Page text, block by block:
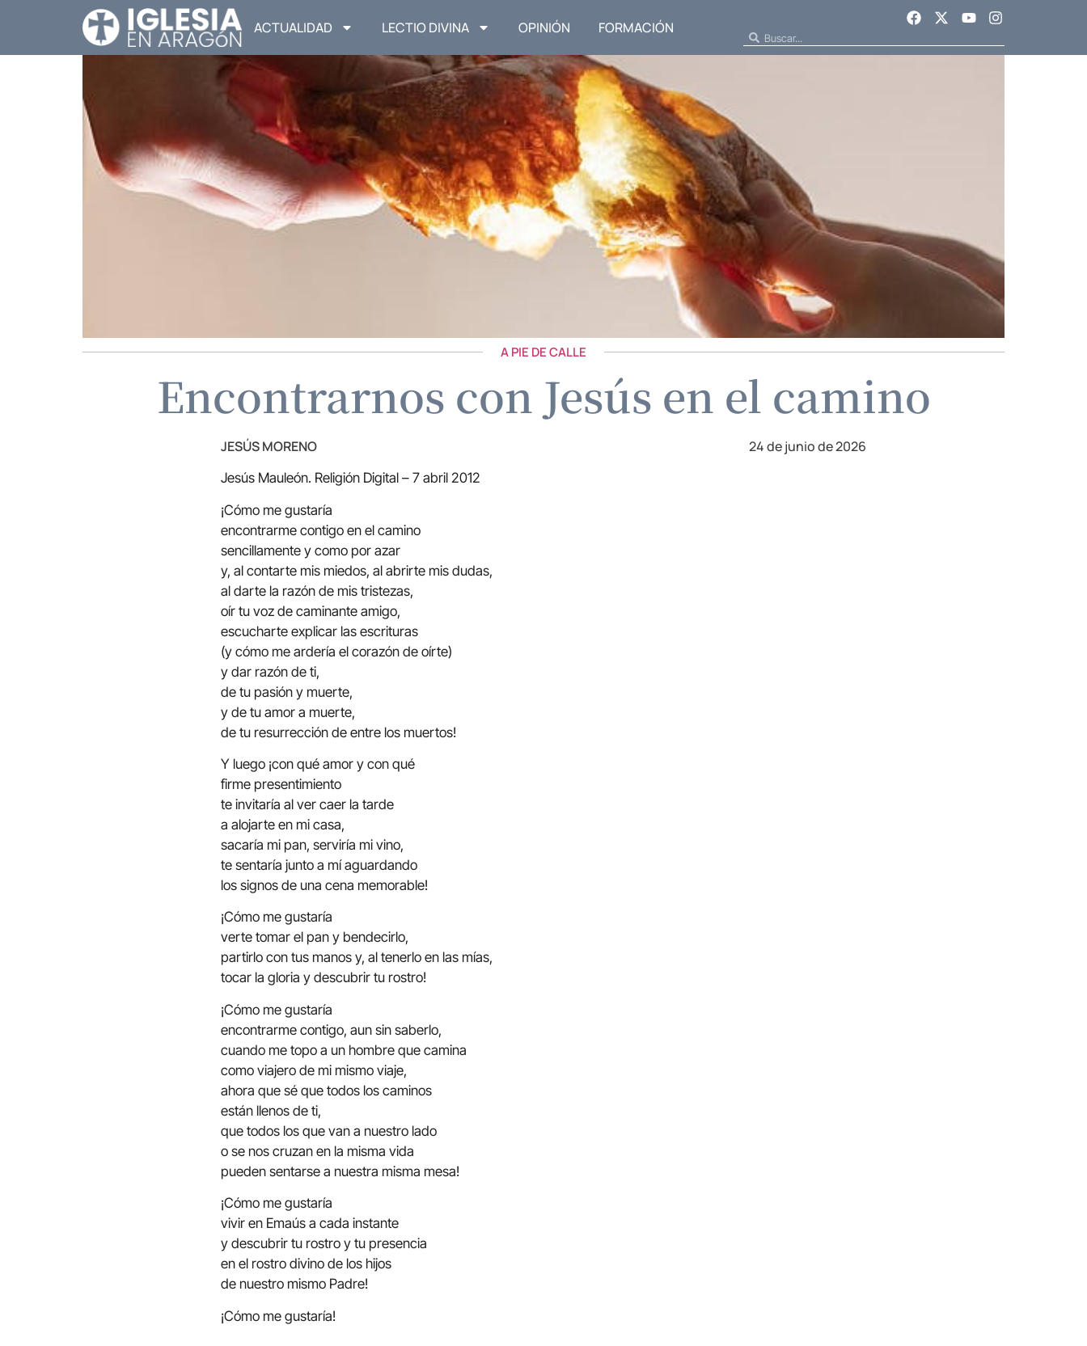
ACTUALIDAD LECTIO DIVINA OPINIÓN FORMACIÓN
A PIE DE CALLE
Encontrarnos con Jesús en el camino
JESÚS MORENO 24 de junio de 2026
Jesús Mauleón. Religión Digital – 7 abril 2012
¡Cómo me gustaría
encontrarme contigo en el camino
sencillamente y como por azar
y, al contarte mis miedos, al abrirte mis dudas,
al darte la razón de mis tristezas,
oír tu voz de caminante amigo,
escucharte explicar las escrituras
(y cómo me ardería el corazón de oírte)
y dar razón de ti,
de tu pasión y muerte,
y de tu amor a muerte,
de tu resurrección de entre los muertos!
Y luego ¡con qué amor y con qué
firme presentimiento
te invitaría al ver caer la tarde
a alojarte en mi casa,
sacaría mi pan, serviría mi vino,
te sentaría junto a mí aguardando
los signos de una cena memorable!
¡Cómo me gustaría
verte tomar el pan y bendecirlo,
partirlo con tus manos y, al tenerlo en las mías,
tocar la gloria y descubrir tu rostro!
¡Cómo me gustaría
encontrarme contigo, aun sin saberlo,
cuando me topo a un hombre que camina
como viajero de mi mismo viaje,
ahora que sé que todos los caminos
están llenos de ti,
que todos los que van a nuestro lado
o se nos cruzan en la misma vida
pueden sentarse a nuestra misma mesa!
¡Cómo me gustaría
vivir en Emaús a cada instante
y descubrir tu rostro y tu presencia
en el rostro divino de los hijos
de nuestro mismo Padre!
¡Cómo me gustaría!